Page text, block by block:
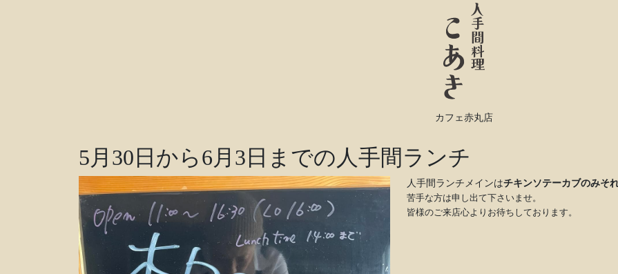
カフェ赤丸店
5月30日から6月3日までの人手間ランチ
人手間ランチメインはチキンソテーカブのみそ
苦手な方は申し出て下さいませ。
皆様のご来店心よりお待ちしております。